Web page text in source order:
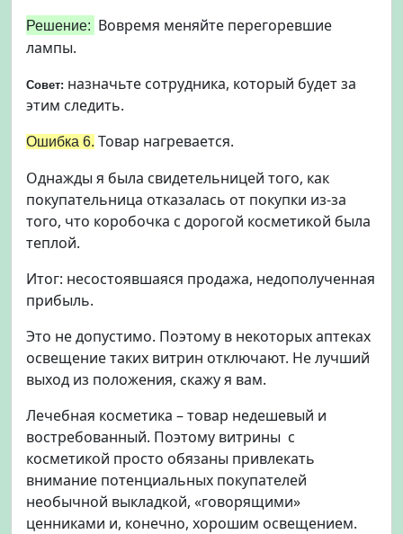
Решение: Вовремя меняйте перегоревшие
лампы.
Совет: назначьте сотрудника, который будет за
этим следить.
Ошибка 6. Товар нагревается.
Однажды я была свидетельницей того, как
покупательница отказалась от покупки из-за
того, что коробочка с дорогой косметикой была
теплой.
Итог: несостоявшаяся продажа, недополученная
прибыль.
Это не допустимо. Поэтому в некоторых аптеках
освещение таких витрин отключают. Не лучший
выход из положения, скажу я вам.
Лечебная косметика – товар недешевый и
востребованный. Поэтому витрины с
косметикой просто обязаны привлекать
внимание потенциальных покупателей
необычной выкладкой, «говорящими»
ценниками и, конечно, хорошим освещением.